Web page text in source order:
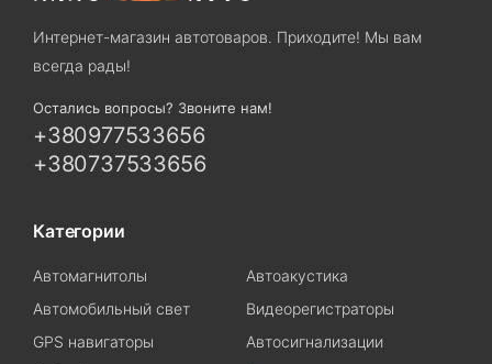
Интернет-магазин автотоваров. Приходите! Мы вам
всегда рады!
Остались вопросы? Звоните нам!
+380977533656
+380737533656
Категории
Автомагнитолы
Автоакустика
Автомобильный свет
Видеорегистраторы
GPS навигаторы
Автосигнализации